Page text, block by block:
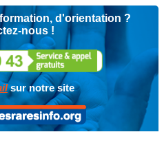
d'orientation ?
nous !
sur notre site